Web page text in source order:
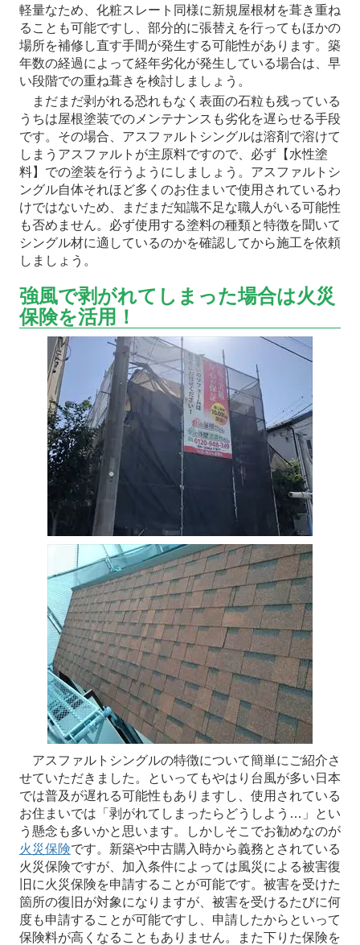
軽量なため、化粧スレート同様に新規屋根材を葺き重ね
ることも可能ですし、部分的に張替えを行ってもほかの
場所を補修し直す手間が発生する可能性があります。築
年数の経過によって経年劣化が発生している場合は、早
い段階での重ね葺きを検討しましょう。
まだまだ剥がれる恐れもなく表面の石粒も残っている
うちは屋根塗装でのメンテナンスも劣化を遅らせる手段
です。その場合、アスファルトシングルは溶剤で溶けて
しまうアスファルトが主原料ですので、必ず【水性塗
料】での塗装を行うようにしましょう。アスファルトシ
ングル自体それほど多くのお住まいで使用されているわ
けではないため、まだまだ知識不足な職人がいる可能性
も否めません。必ず使用する塗料の種類と特徴を聞いて
シングル材に適しているのかを確認してから施工を依頼
しましょう。
強風で剥がれてしまった場合は火災
保険を活用！
アスファルトシングルの特徴について簡単にご紹介さ
せていただきました。といってもやはり台風が多い日本
では普及が遅れる可能性もありますし、使用されている
お住まいでは「剥がれてしまったらどうしよう…」とい
う懸念も多いかと思います。しかしそこでお勧めなのが
火災保険です。新築や中古購入時から義務とされている
火災保険ですが、加入条件によっては風災による被害復
旧に火災保険を申請することが可能です。被害を受けた
箇所の復旧が対象になりますが、被害を受けるたびに何
度も申請することが可能ですし、申請したからといって
保険料が高くなることもありません。また下りた保険を